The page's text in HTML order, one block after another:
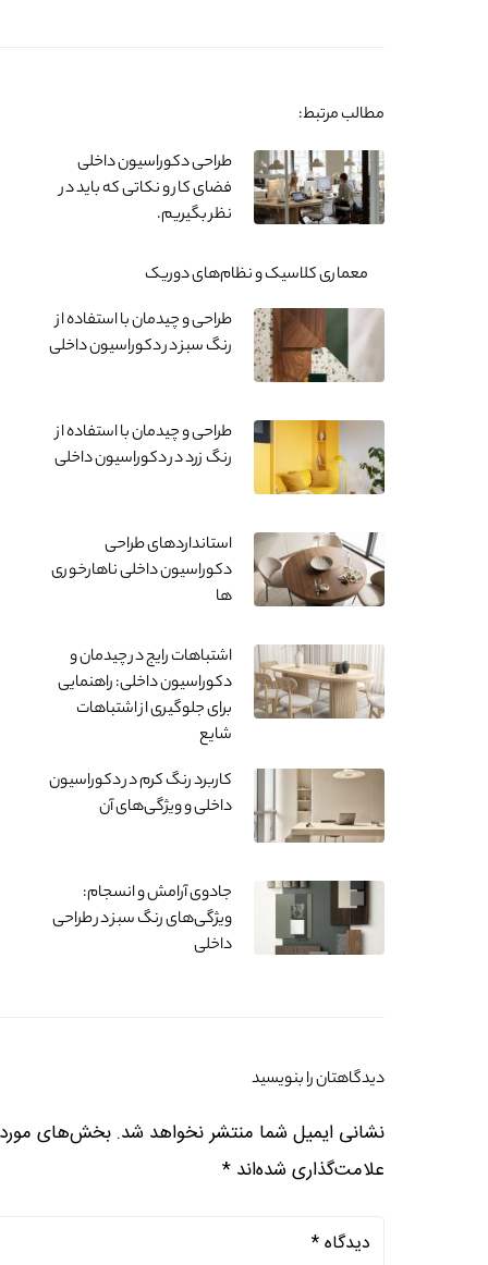
مطالب مرتبط:
طراحی دکوراسیون داخلی
فضای کار و نکاتی که باید در
نظر بگیریم.
معماری کلاسیک و نظام‌های دوریک
طراحی و چیدمان با استفاده از
رنگ سبز در دکوراسیون داخلی
طراحی و چیدمان با استفاده از
رنگ زرد در دکوراسیون داخلی
استانداردهای طراحی
دکوراسیون داخلی ناهارخوری
ها
اشتباهات رایج در چیدمان و
دکوراسیون داخلی: راهنمایی
برای جلوگیری از اشتباهات
شایع
کاربرد رنگ کرم در دکوراسیون
داخلی و ویژگی‌های آن
جادوی آرامش و انسجام:
ویژگی‌های رنگ سبز در طراحی
داخلی
دیدگاهتان را بنویسید
نشانی ایمیل شما منتشر نخواهد شد. بخش‌های
علامت‌گذاری شده‌اند *